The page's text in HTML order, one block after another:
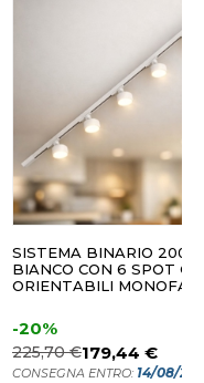
SISTEMA BINARIO
BIANCO CON 6 SPOT
ORIENTABILI
-20%
225,70 €179,44 €
CONSEGNA ENTRO: 14/08/